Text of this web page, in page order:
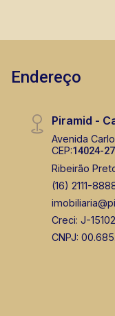
Endereço
Piramid -
Avenida
CEP:14024-
Ribeirão
(16) 2111-
Creci: J-15102
CNPJ: